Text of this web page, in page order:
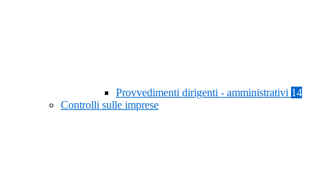
Provvedimenti dirigenti - amministrativi 14
Controlli sulle imprese